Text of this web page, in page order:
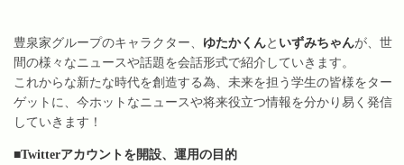
豊泉家グループのキャラクター、 ゆたかくんと いずみちゃんが、世
間の様々なニュースや話題を会話形式で紹介していきます。
これからな新たな時代を創造する為、未来を担う学生の皆様をター
ゲットに、今ホットなニュースや将来役立つ情報を分かり易く発信
していきます！
■Twitterアカウントを開設、運用の目的